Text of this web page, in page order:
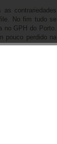
contrariedades
No fim tudo se
no GPH do Porto.
pouco perdido na
bem mais
digo :)
se juntaram a
que mais uma
decisiva para a
Jorge Coelho